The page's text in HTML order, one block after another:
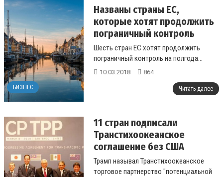
БИЗНЕС
Названы страны ЕС,
которые хотят продолжить
пограничный контроль
Шесть стран ЕС хотят продолжить
пограничный контроль на полгода...
10.03.2018 864
Читать далее
11 стран подписали
Транстихоокеанское
соглашение без США
Трамп называл Транстихоокеанское
торговое партнерство "потенциальной